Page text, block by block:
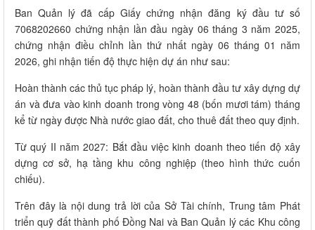
Ban Quản lý đã cấp Giấy chứng nhận đăng ký đầu tư số
7068202660 chứng nhận lần đầu ngày 06 tháng 3 năm 2025,
chứng nhận điều chỉnh lần thứ nhất ngày 06 tháng 01 năm
2026, ghi nhận tiến độ thực hiện dự án như sau:
Hoàn thành các thủ tục pháp lý, hoàn thành đầu tư xây dựng dự
án và đưa vào kinh doanh trong vòng 48 (bốn mươi tám) tháng
kể từ ngày được Nhà nước giao đất, cho thuê đất theo quy định.
Từ quý II năm 2027: Bắt đầu việc kinh doanh theo tiến độ xây
dựng cơ sở, hạ tầng khu công nghiệp (theo hình thức cuốn
chiếu).
Trên đây là nội dung trả lời của Sở Tài chính, Trung tâm Phát
triển quỹ đất thành phố Đồng Nai và Ban Quản lý các Khu công